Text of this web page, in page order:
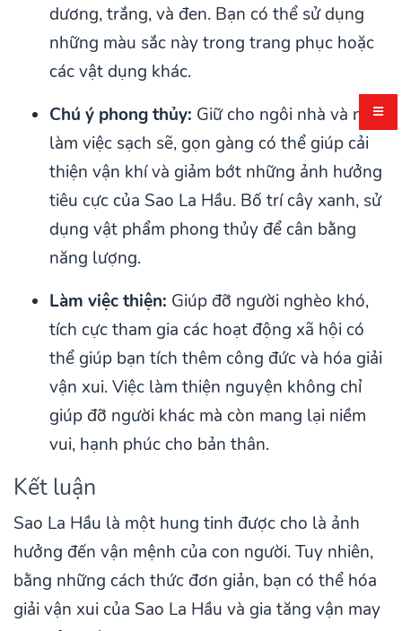
dương, trắng, và đen. Bạn có thể sử dụng
những màu sắc này trong trang phục hoặc
các vật dụng khác.
Chú ý phong thủy: Giữ cho ngôi nhà và nơi
làm việc sạch sẽ, gọn gàng có thể giúp cải
thiện vận khí và giảm bớt những ảnh hưởng
tiêu cực của Sao La Hầu. Bố trí cây xanh, sử
dụng vật phẩm phong thủy để cân bằng
năng lượng.
Làm việc thiện: Giúp đỡ người nghèo khó,
tích cực tham gia các hoạt động xã hội có
thể giúp bạn tích thêm công đức và hóa giải
vận xui. Việc làm thiện nguyện không chỉ
giúp đỡ người khác mà còn mang lại niềm
vui, hạnh phúc cho bản thân.
Kết luận
Sao La Hầu là một hung tinh được cho là ảnh
hưởng đến vận mệnh của con người. Tuy nhiên,
bằng những cách thức đơn giản, bạn có thể hóa
giải vận xui của Sao La Hầu và gia tăng vận may